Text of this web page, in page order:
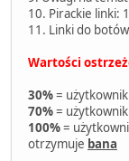
10. Pirackie linki:
11. Linki do
Wartości
30%=
70%=
100%=
otrzymuje bana